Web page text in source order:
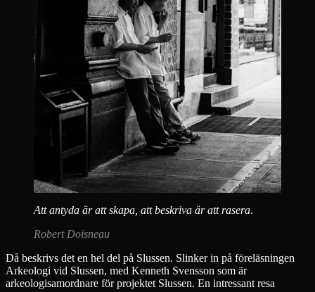
Att antyda är att skapa, att beskriva är att rasera.
Robert Doisneau
Då beskrivs det en hel del på Slussen. Slinker in på föreläsningen
Arkeologi vid Slussen, med Kenneth Svensson som är
arkeologisamordnare för projektet Slussen. En intressant resa